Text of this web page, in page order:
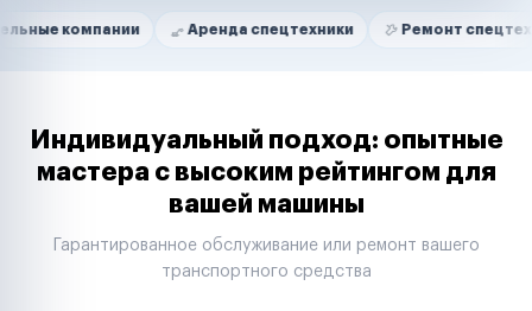
Нам доверяют
Аренда спецтехники Ремонт спецтехники
Маркетплейсы
Таксопарки
Автодилеры
Строительные компании
Аренда спецтехники
Индивидуальный подход: опытные
мастера с высоким рейтингом для
вашей машины
Гарантированное обслуживание или ремонт вашего
транспортного средства